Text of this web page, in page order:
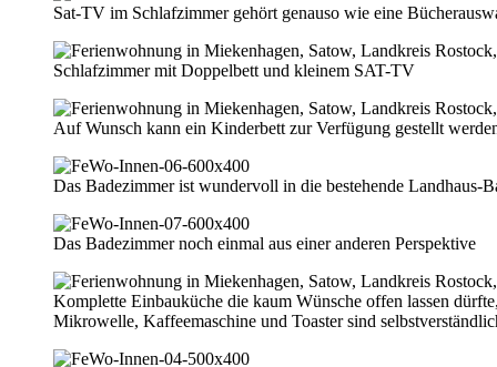
Sat-TV im Schlafzimmer gehört genauso wie eine
Schlafzimmer mit Doppelbett und kleinem SAT-TV
Auf Wunsch kann ein Kinderbett zur Verfügung gestellt
Das Badezimmer ist wundervoll in die bestehende Landhaus-
Das Badezimmer noch einmal aus einer anderen Perspektive
Komplette Einbauküche die kaum Wünsche offen lassen
Mikrowelle, Kaffeemaschine und Toaster sind